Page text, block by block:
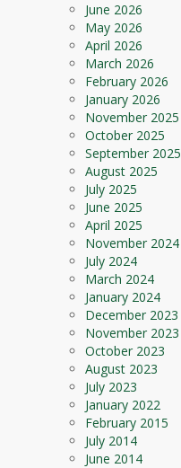
June 2026
May 2026
April 2026
March 2026
February 2026
January 2026
November 2025
October 2025
September 2025
August 2025
July 2025
June 2025
April 2025
November 2024
July 2024
March 2024
January 2024
December 2023
November 2023
October 2023
August 2023
July 2023
January 2022
February 2015
July 2014
June 2014